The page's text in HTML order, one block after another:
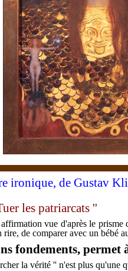
ironique, de Gustav
les patriarcats ''
vue d'après le
de comparer avec un bébé
fondements,
la vérité '' n'est plus qu'une